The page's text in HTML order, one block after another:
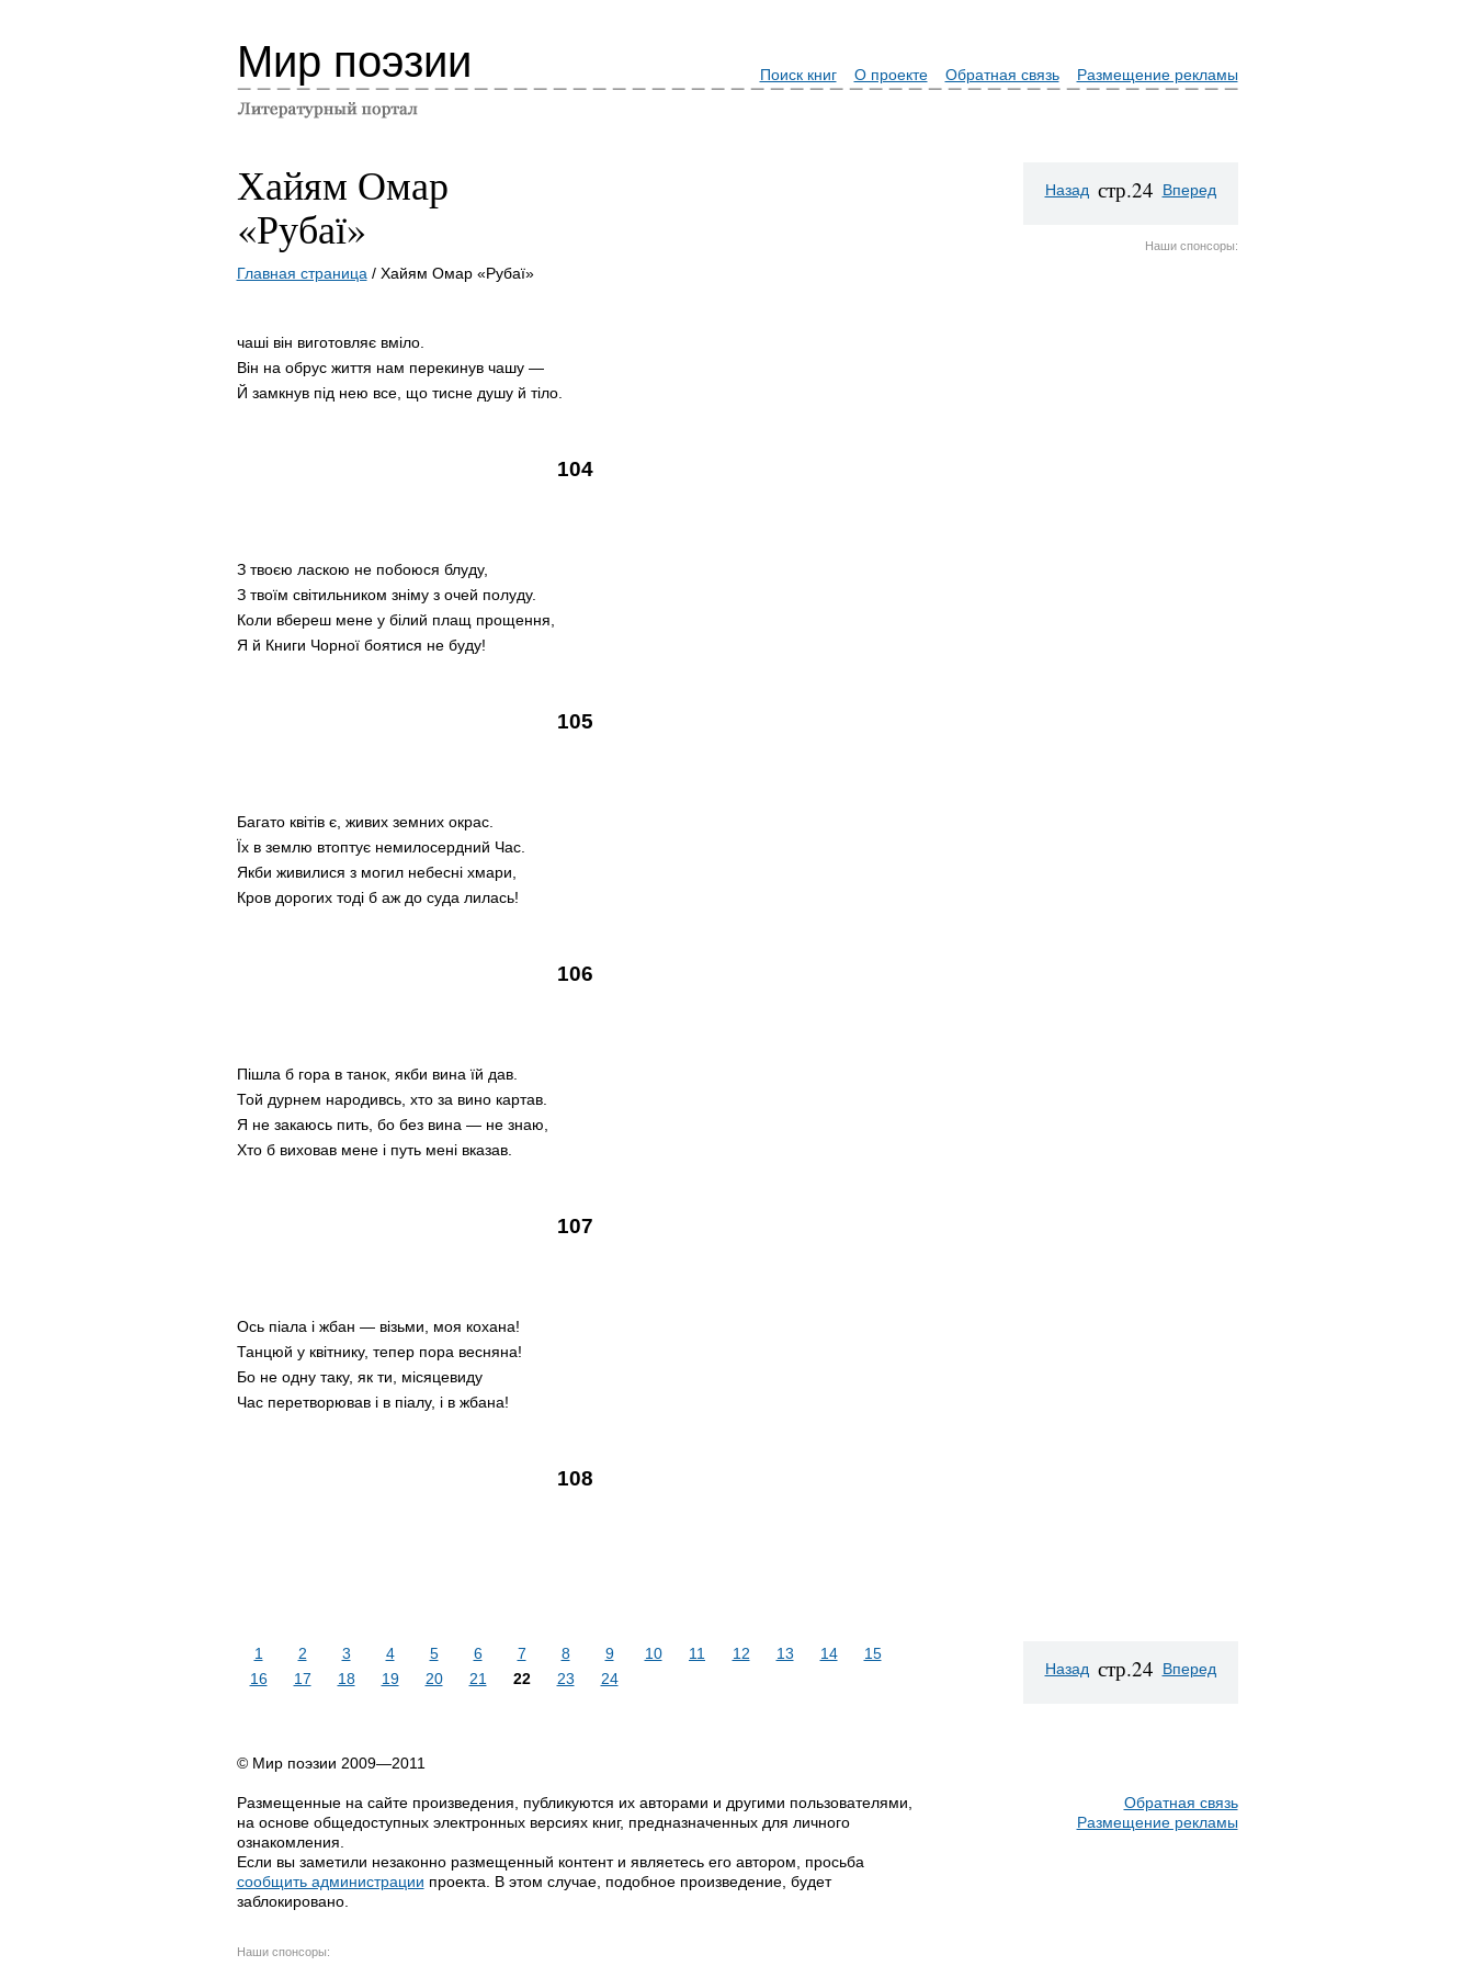
Мир поэзии Поиск книг О проекте Обратная связь Размещение рекламы
Хайям Омар
«Рубаї»
Главная страница / Хайям Омар «Рубаї»
чаші він виготовляє вміло.
Він на обрус життя нам перекинув чашу —
Й замкнув під нею все, що тисне душу й тіло.
104
З твоєю ласкою не побоюся блуду,
З твоїм світильником зніму з очей полуду.
Коли вбереш мене у білий плащ прощення,
Я й Книги Чорної боятися не буду!
105
Багато квітів є, живих земних окрас.
Їх в землю втоптує немилосердний Час.
Якби живилися з могил небесні хмари,
Кров дорогих тоді б аж до суда лилась!
106
Пішла б гора в танок, якби вина їй дав.
Той дурнем народивсь, хто за вино картав.
Я не закаюсь пить, бо без вина — не знаю,
Хто б виховав мене і путь мені вказав.
107
Ось піала і жбан — візьми, моя кохана!
Танцюй у квітнику, тепер пора весняна!
Бо не одну таку, як ти, місяцевиду
Час перетворював і в піалу, і в жбана!
108
Назад стр.24 Вперед
Наши спонсоры:
1 2 3 4 5 6 7 8 9 10 11 12 13 14
15
16
17 18 19 20 21 22 23 24
Назад стр.24 Вперед
© Мир поэзии 2009—2011
Размещенные на сайте произведения, публикуются их авторами и другими пользователями,
на основе общедоступных электронных версиях книг, предназначенных для личного
ознакомления.
Если вы заметили незаконно размещенный контент и являетесь его автором, просьба
сообщить администрации проекта. В этом случае, подобное произведение, будет
заблокировано.
Наши спонсоры:
Обратная связь
Размещение рекламы